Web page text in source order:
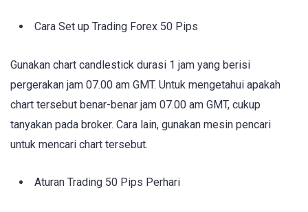
Cara Set up Trading Forex 50 Pips
Gunakan chart candlestick durasi 1 jam yang berisi
pergerakan jam 07.00 am GMT. Untuk mengetahui apakah
chart tersebut benar-benar jam 07.00 am GMT, cukup
tanyakan pada broker. Cara lain, gunakan mesin pencari
untuk mencari chart tersebut.
Aturan Trading 50 Pips Perhari